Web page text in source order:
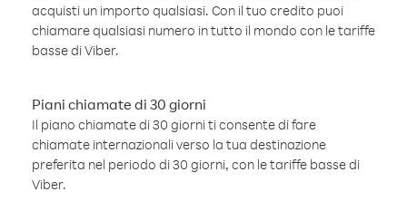
acquisti un importo qualsiasi. Con il tuo credito puoi
chiamare qualsiasi numero in tutto il mondo con le tariffe
basse di Viber.
Piani chiamate di 30 giorni
Il piano chiamate di 30 giorni ti consente di fare
chiamate internazionali verso la tua destinazione
preferita nel periodo di 30 giorni, con le tariffe basse di
Viber.